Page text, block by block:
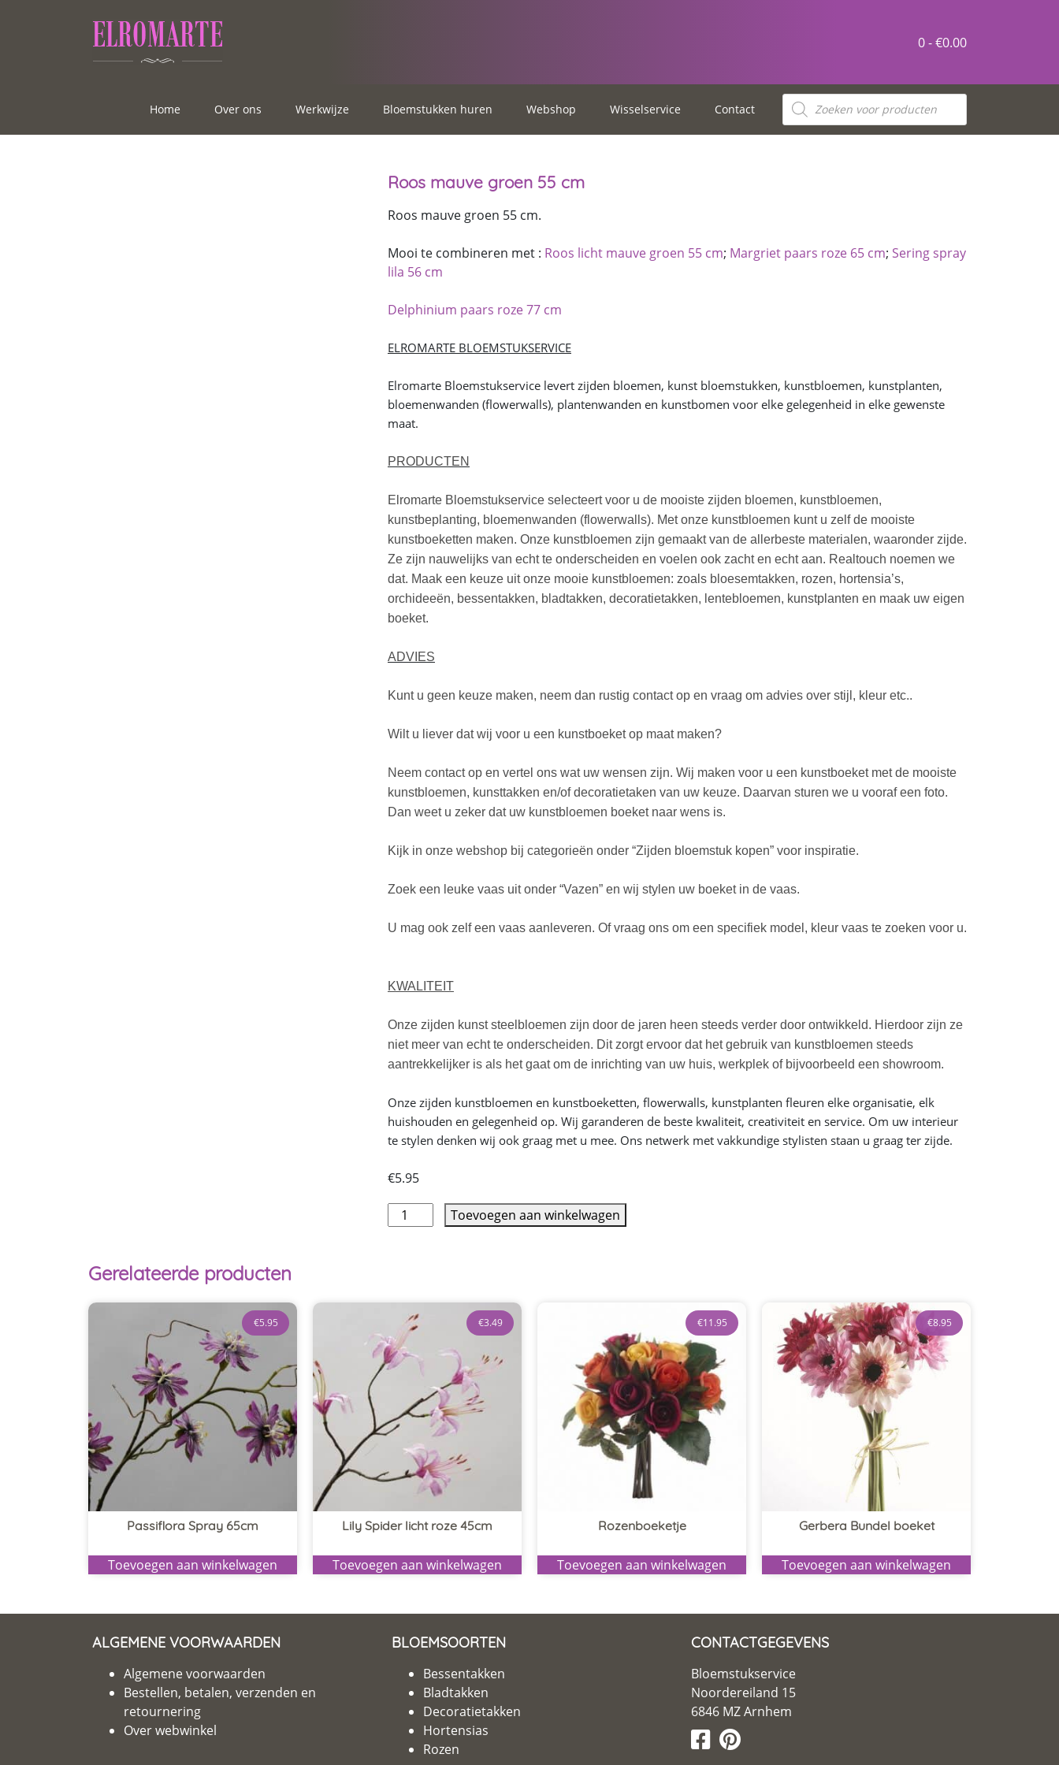
0 -€0.00
Home Over ons Werkwijze Bloemstukken huren Webshop Wisselservice Contact
Roos mauve groen 55 cm
Roos mauve groen 55 cm.
Mooi te combineren met : Roos licht mauve groen 55 cm; Margriet paars roze 65 cm; Sering spray
lila 56 cm
Delphinium paars roze 77 cm
ELROMARTE BLOEMSTUKSERVICE
Elromarte Bloemstukservice levert zijden bloemen, kunst bloemstukken, kunstbloemen, kunstplanten,
bloemenwanden (flowerwalls), plantenwanden en kunstbomen voor elke gelegenheid in elke gewenste
maat.
PRODUCTEN
Elromarte Bloemstukservice selecteert voor u de mooiste zijden bloemen, kunstbloemen,
kunstbeplanting, bloemenwanden (flowerwalls). Met onze kunstbloemen kunt u zelf de mooiste
kunstboeketten maken. Onze kunstbloemen zijn gemaakt van de allerbeste materialen, waaronder zijde.
Ze zijn nauwelijks van echt te onderscheiden en voelen ook zacht en echt aan. Realtouch noemen we
dat. Maak een keuze uit onze mooie kunstbloemen: zoals bloesemtakken, rozen, hortensia’s,
orchideeën, bessentakken, bladtakken, decoratietakken, lentebloemen, kunstplanten en maak uw eigen
boeket.
ADVIES
Kunt u geen keuze maken, neem dan rustig contact op en vraag om advies over stijl, kleur etc..
Wilt u liever dat wij voor u een kunstboeket op maat maken?
Neem contact op en vertel ons wat uw wensen zijn. Wij maken voor u een kunstboeket met de mooiste
kunstbloemen, kunsttakken en/of decoratietaken van uw keuze. Daarvan sturen we u vooraf een foto.
Dan weet u zeker dat uw kunstbloemen boeket naar wens is.
Kijk in onze webshop bij categorieën onder “Zijden bloemstuk kopen” voor inspiratie.
Zoek een leuke vaas uit onder “Vazen” en wij stylen uw boeket in de vaas.
U mag ook zelf een vaas aanleveren. Of vraag ons om een specifiek model, kleur vaas te zoeken voor u.
KWALITEIT
Onze zijden kunst steelbloemen zijn door de jaren heen steeds verder door ontwikkeld. Hierdoor zijn ze
niet meer van echt te onderscheiden. Dit zorgt ervoor dat het gebruik van kunstbloemen steeds
aantrekkelijker is als het gaat om de inrichting van uw huis, werkplek of bijvoorbeeld een showroom.
Onze zijden kunstbloemen en kunstboeketten, flowerwalls, kunstplanten fleuren elke organisatie, elk
huishouden en gelegenheid op. Wij garanderen de beste kwaliteit, creativiteit en service. Om uw interieur
te stylen denken wij ook graag met u mee. Ons netwerk met vakkundige stylisten staan u graag ter zijde.
€5.95
Toevoegen aan winkelwagen
Gerelateerde producten
Passiflora Spray 65cm
€5.95
Toevoegen aan winkelwagen
Lily Spider licht roze 45cm
€3.49
Toevoegen aan winkelwagen
Rozenboeketje
€11.95
Toevoegen aan winkelwagen
Gerbera Bundel boeket
€8.95
Toevoegen aan winkelwagen
ALGEMENE VOORWAARDEN
Algemene voorwaarden
Bestellen, betalen, verzenden en
retournering
Over webwinkel
BLOEMSOORTEN
Bessentakken
Bladtakken
Decoratietakken
Hortensias
Rozen
CONTACTGEGEVENS
Bloemstukservice
Noordereiland 15
6846 MZ Arnhem